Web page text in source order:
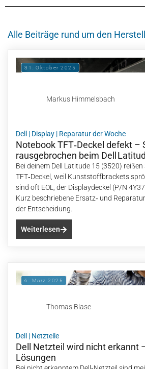
Alle Beiträge rund um den
31. Oktober 2025
Markus Himmelsbach
Dell | Display | Reparatur der Woche
Notebook TFT‑Deckel defekt –
rausgebrochen beim Dell
Bei deinem Dell Latitude 15 (3520)
TFT‑Deckel, weil Kunststoffbrackets
sind oft EOL, der Displaydeckel (P/N
Kurz beschriebene Ersatz‑ und
der Entscheidung.
Weiterlesen
6. März 2025
Thomas Blase
Dell | Netzteile
Dell Netzteil wird nicht erkannt
Lösungen